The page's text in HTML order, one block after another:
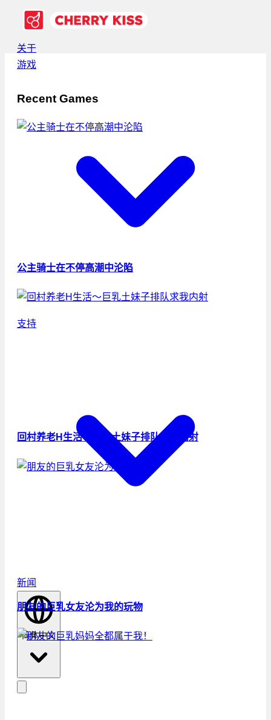
关于
游戏
支持
新闻
简体中文
Recent Games
公主骑士在不停高潮中沦陷
回村养老H生活～巨乳土妹子排队求我内射
朋友的巨乳女友沦为我的玩物